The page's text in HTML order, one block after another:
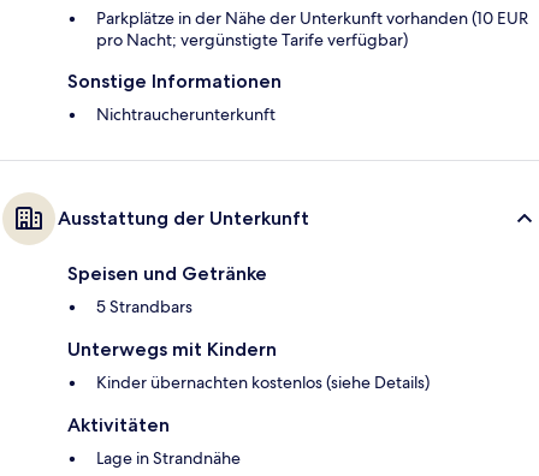
Parkplätze in der Nähe der Unterkunft vorhanden (10 EUR
pro Nacht; vergünstigte Tarife verfügbar)
Sonstige Informationen
Nichtraucherunterkunft
Ausstattung der Unterkunft
Speisen und Getränke
5 Strandbars
Unterwegs mit Kindern
Kinder übernachten kostenlos (siehe Details)
Aktivitäten
Lage in Strandnähe